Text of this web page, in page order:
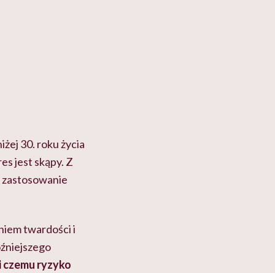
30. roku życia
jest skąpy. Z
twardości i
ryzyko